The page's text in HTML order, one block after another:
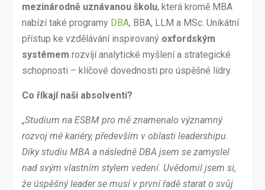
mezinárodně uznávanou školu, která kromě MBA
nabízí také programy DBA, BBA, LLM a MSc. Unikátní
přístup ke vzdělávání inspirovaný oxfordským
systémem rozvíjí analytické myšlení a strategické
schopnosti – klíčové dovednosti pro úspěšné lídry.
Co říkají naši absolventi?
„Studium na ESBM pro mě znamenalo významný
rozvoj mé kariéry, především v oblasti leadershipu.
Díky studiu MBA a následně DBA jsem se zamyslel
nad svým vlastním stylem vedení. Uvědomil jsem si,
že úspěšný leader se musí v první řadě starat o svůj